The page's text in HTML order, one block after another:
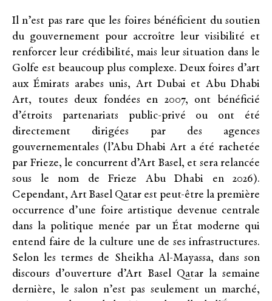
Il n’est pas rare que les foires bénéficient du soutien
du gouvernement pour accroître leur visibilité et
renforcer leur crédibilité, mais leur situation dans le
Golfe est beaucoup plus complexe. Deux foires d’art
aux Émirats arabes unis, Art Dubai et Abu Dhabi
Art, toutes deux fondées en 2007, ont bénéficié
d’étroits partenariats public-privé ou ont été
directement dirigées par des agences
gouvernementales (l’Abu Dhabi Art a été rachetée
par Frieze, le concurrent d’Art Basel, et sera relancée
sous le nom de Frieze Abu Dhabi en 2026).
Cependant, Art Basel Qatar est peut-être la première
occurrence d’une foire artistique devenue centrale
dans la politique menée par un État moderne qui
entend faire de la culture une de ses infrastructures.
Selon les termes de Sheikha Al-Mayassa, dans son
discours d’ouverture d’Art Basel Qatar la semaine
dernière, le salon n’est pas seulement un marché,